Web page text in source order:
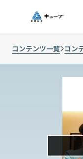
コンテンツ一覧 コン